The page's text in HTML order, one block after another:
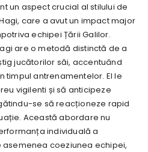
un aspect crucial al stilului de
care a avut un impact major
echipei Țării Galilor.
are o metodă distinctă de a
jucătorilor săi, accentuând
timpul antrenamentelor. El le
vigilenti și să anticipeze
se să reacționeze rapid
Această abordare nu
individuală a
coeziunea echipei,